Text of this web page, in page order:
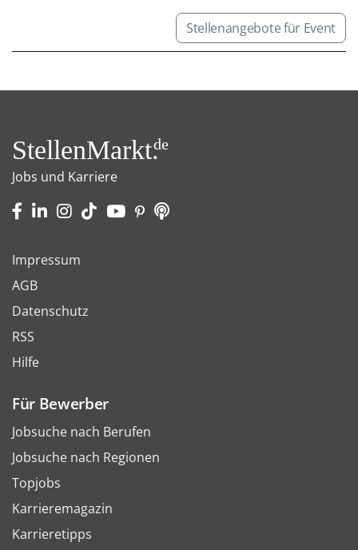
Stellenangebote für Event
StellenMarkt.de
Jobs und Karriere
Impressum
AGB
Datenschutz
RSS
Hilfe
Für Bewerber
Jobsuche nach Berufen
Jobsuche nach Regionen
Topjobs
Karrieremagazin
Karrieretipps